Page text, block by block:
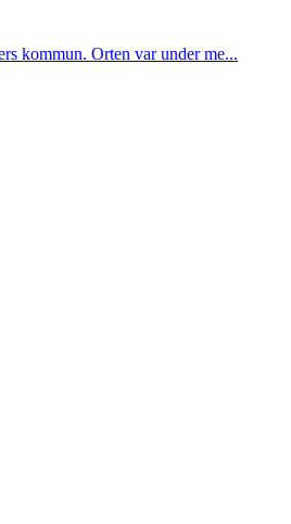
kommun. Orten var under me...